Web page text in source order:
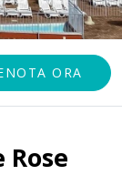
ORA